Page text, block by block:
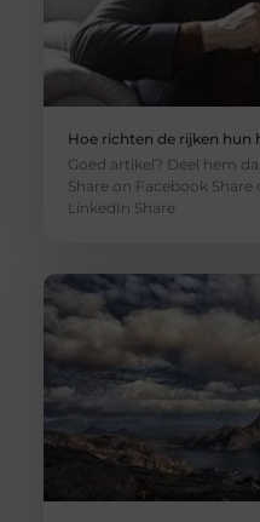
Hoe richten de rijken hun
Goed artikel? Deel hem
Share on Facebook
LinkedIn Share